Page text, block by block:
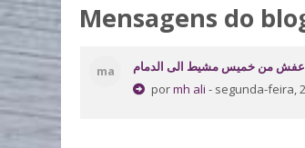
Mensagens do
ma
من خميس مشيط الى الدمام
pormh ali - segunda-feira,